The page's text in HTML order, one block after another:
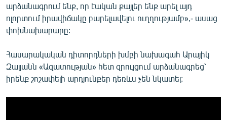
արձանագրում ենք, որ էական քայլեր ենք արել այդ
ոլորտում իրավիճակը բարելավելու ուղղությամբ»,- ասաց
փոխնախարարը:
Հասարակական դիտորդների խմբի նախագահ Արայիկ
Զալյանն «Ազատության» հետ զրույցում արձանագրեց՝
իրենք շոշափելի արդյունքեր դեռևս չեն նկատել: